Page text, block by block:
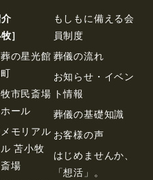
］
の星光館
市民斎場
ール
モリアル
苫小牧
場
もしもに備える会
員制度
葬儀の流れ
お知らせ・イベン
ト情報
葬儀の基礎知識
お客様の声
はじめませんか、
「想活」。